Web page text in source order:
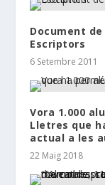
Document
Escriptors
6 Setembre 2011
Vora 1.000
Lletres que
actual a les
22 Maig 2018